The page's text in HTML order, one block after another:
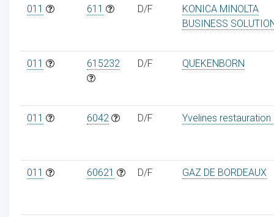
011 611 D/F
KONICA MINOLTA
BUSINESS
011 615232 D/F QUEKENBORN
011 6042 D/F Yvelines restauration
011 60621 D/F GAZ DE BORDEAUX